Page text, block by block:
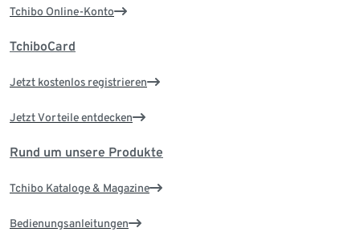
Tchibo Online-Konto
TchiboCard
Jetzt kostenlos registrieren
Jetzt Vorteile entdecken
Rund um unsere Produkte
Tchibo Kataloge & Magazine
Bedienungsanleitungen